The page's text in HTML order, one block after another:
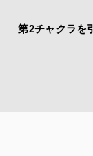
第2チャクラを